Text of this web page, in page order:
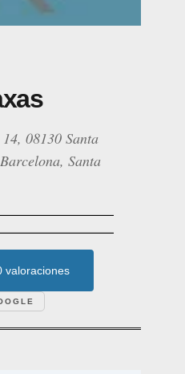
08130 Santa
Santa
valoraciones